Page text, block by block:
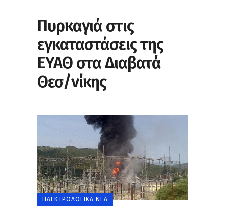
Πυρκαγιά στις
εγκαταστάσεις της
ΕΥΑΘ στα Διαβατά
Θεσ/νίκης
ΗΛΕΚΤΡΟΛΟΓΙΚΆ ΝΈΑ